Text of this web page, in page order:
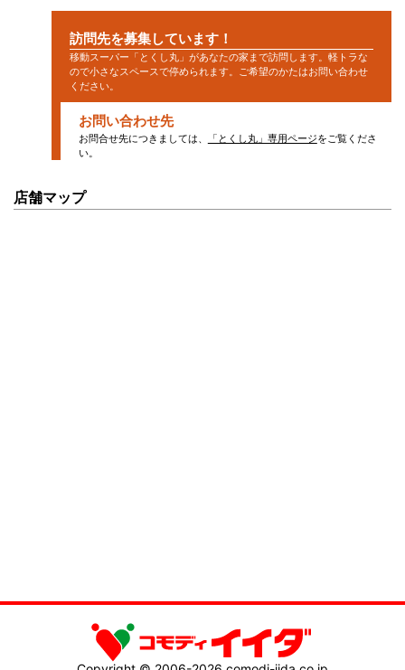
訪問先を募集しています！
移動スーパー「とくし丸」があなたの家まで訪問します。軽トラな
ので小さなスペースで停められます。ご希望のかたはお問い合わせ
ください。
お問い合わせ先
お問合せ先につきましては、 「とくし丸」専用ページをご覧くださ
い。
店舗マップ